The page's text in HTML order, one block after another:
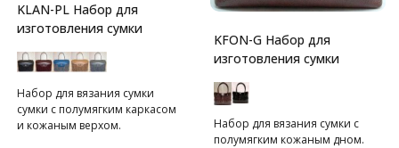
KLAN-PL Набор для
изготовления сумки
Набор для вязания сумки
сумки с полумягким каркасом
и кожаным верхом.
KFON-G Набор для
изготовления сумки
Набор для вязания сумки с
полумягким кожаным дном.